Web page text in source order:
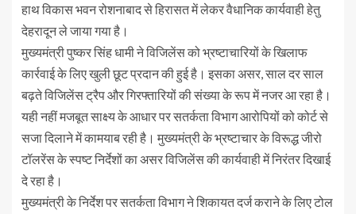
हाथ विकास भवन रोशनाबाद से हिरासत में लेकर वैधानिक कार्यवाही हेतु
देहरादून ले जाया गया है।
मुख्यमंत्री पुष्कर सिंह धामी ने विजिलेंस को भ्रष्टाचारियों के खिलाफ
कार्रवाई के लिए खुली छूट प्रदान की हुई है। इसका असर, साल दर साल
बढ़ते विजिलेंस ट्रैप और गिरफ्तारियों की संख्या के रूप में नजर आ रहा है।
यही नहीं मजबूत साक्ष्य के आधार पर सतर्कता विभाग आरोपियों को कोर्ट से
सजा दिलाने में कामयाब रही है। मुख्यमंत्री के भ्रष्टाचार के विरूद्ध जीरो
टॉलरेंस के स्पष्ट निर्देशों का असर विजिलेंस की कार्यवाही में निरंतर दिखाई
दे रहा है।
मुख्यमंत्री के निर्देश पर सतर्कता विभाग ने शिकायत दर्ज कराने के लिए टोल